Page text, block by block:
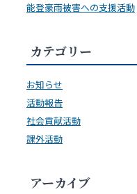
能登豪雨被害への支援活動
カテゴリー
お知らせ
活動報告
社会貢献活動
課外活動
アーカイブ